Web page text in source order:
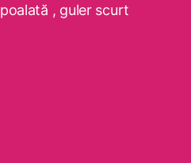
, guler scurt